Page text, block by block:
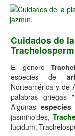
Cuidados de
El género
especies de
Norteamérica y de
palabras griegas
Algunasespecies
jasminoides,
lucidum,